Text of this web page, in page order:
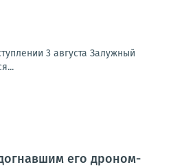
3 августа Залужный
его дроном-